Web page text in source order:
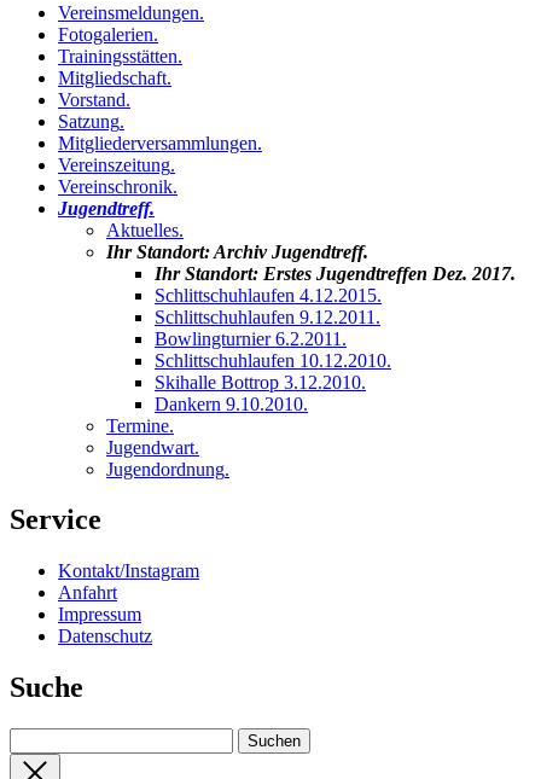
Vereinsmeldungen.
Fotogalerien.
Trainingsstätten.
Mitgliedschaft.
Vorstand.
Satzung.
Mitgliederversammlungen.
Vereinszeitung.
Vereinschronik.
Jugendtreff.
Aktuelles.
Ihr Standort:Archiv Jugendtreff.
Ihr Standort: Erstes Jugendtreffen Dez. 2017.
Schlittschuhlaufen 4.12.2015.
Schlittschuhlaufen 9.12.2011 .
Bowlingturnier 6.2.2011 .
Schlittschuhlaufen 10.12.2010.
Skihalle Bottrop 3.12.2010.
Dankern 9.10.2010.
Termine.
Jugendwart.
Jugendordnung.
Service
Kontakt/Instagram
Anfahrt
Impressum
Datenschutz
Suche